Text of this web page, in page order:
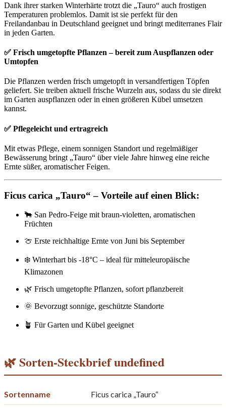
Dank ihrer starken Winterhärte trotzt die „Tauro“ auch frostigen
Temperaturen problemlos. Damit ist sie perfekt für den
Freilandanbau in Deutschland geeignet und bringt mediterranes Flair
in jeden Garten.
✅ Frisch umgetopfte Pflanzen – bereit zum Auspflanzen oder
Umtopfen
Die Pflanzen werden frisch umgetopft in versandfertigen Töpfen
geliefert. Sie treiben aktuell frische Wurzeln aus, sodass du sie direkt
im Garten auspflanzen oder in einen größeren Kübel umsetzen
kannst.
✅ Pflegeleicht und ertragreich
Mit etwas Pflege, einem sonnigen Standort und regelmäßiger
Bewässerung bringt „Tauro“ über viele Jahre hinweg eine reiche
Ernte süßer, aromatischer Feigen.
Ficus carica „Tauro“ – Vorteile auf einen Blick:
🐂 San Pedro-Feige mit braun-violetten, aromatischen
Früchten
🍈 Erste reichhaltige Ernte von Juni bis September
❄️ Winterhart bis -18°C – ideal für mitteleuropäische
Klimazonen
🌿 Frisch umgetopfte Pflanzen, sofort pflanzbereit
🌞 Bevorzugt sonnige, geschützte Standorte
🪴 Für Garten und Kübel geeignet
🌿 Sorten-Steckbrief undefined
Sortenname Ficus carica „Tauro“